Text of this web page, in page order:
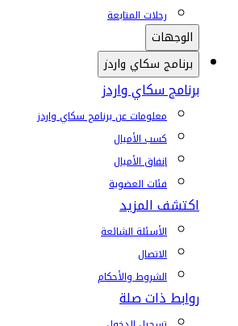
رحلات المتابعة
الوجهات
برنامج سكاي واردز
برنامج سكاي واردز
معلومات عن برنامج سكاي واردز
كسب الأميال
إنفاق الأميال
فئات العضوية
اكتشف المزيد
الأسئلة الشائعة
الاتصال
الشروط والأحكام
روابط ذات صلة